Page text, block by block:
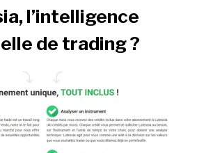
l’intelligence
de trading ?